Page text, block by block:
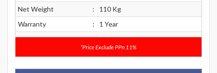
Net Weight
:
110 Kg
Warranty
: 1 Year
*Price Exclude PPn 11%